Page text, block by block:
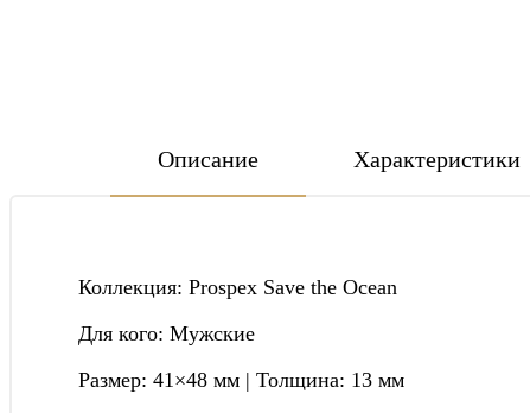
Описание Характеристики
Коллекция: Prospex Save the Ocean
Для кого: Мужские
Размер: 41×48 мм | Толщина: 13 мм